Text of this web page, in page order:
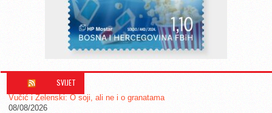
SVIJET
Vučić i Zelenski: O soji, ali ne i o granatama
08/08/2026